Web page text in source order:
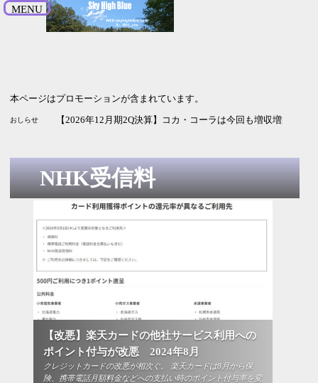
MENU
本ページはプロモーションが含まれています。
おしらせ 【2027年3月期1Q決算】JX金属は増収増益 為替と銅価格頼
【2026年12月期2Q決算】資生堂は増収増益 純利益は3倍
【2027年3月期1Q決算】武田薬品工業は増収減益 新薬に期待
【2026年3月期1Q決算】野村HDは増収増益 通期予想・配当
【2026年12月期2Q決算】コカ・コーラは今回も増収増益 純
NHK受信料
【改悪】楽天カードの他社サービス利用への
ポイント付与が改悪 2024年8月
クレジットカードの改悪が相次ぐ。 楽天カードは8月から保
険、携帯電話月額料金などへの支払い時のポイント付与率を変